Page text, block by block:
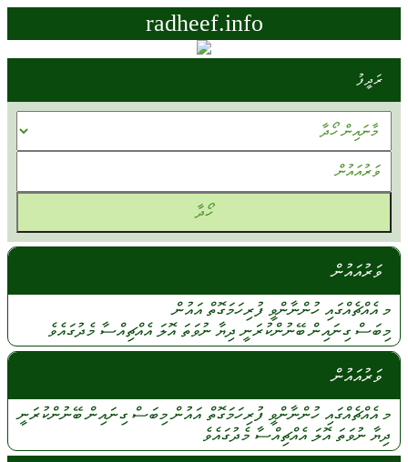
radheef.info
ރަދީފު
ވަރުއައުން
މ އެއްޗެއްގައި ހުންނާންވީ ފުރިހަމަގޮތްއައުން
މިބަސް ގިނައިންބޭނުންކުރަނީދިޔާނުވަތައޮލައެއްޗިއްސާމެދުގައެވެ
ވަރުއައުން
މއެއްޗެއްގައިހުންނާންވީފުރިހަމަގޮތްއައުންމިބަސް ގިނައިންބޭނުންކުރަނީ
ދިޔާނުވަތައޮލައެއްޗިއްސާމެދުގައެވެ